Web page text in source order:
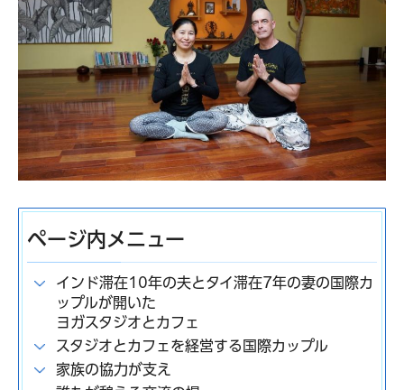
ページ内メニュー
インド滞在10年の夫とタイ滞在7年の妻の国際カ
ップルが開いた
ヨガスタジオとカフェ
スタジオとカフェを経営する国際カップル
家族の協力が支え